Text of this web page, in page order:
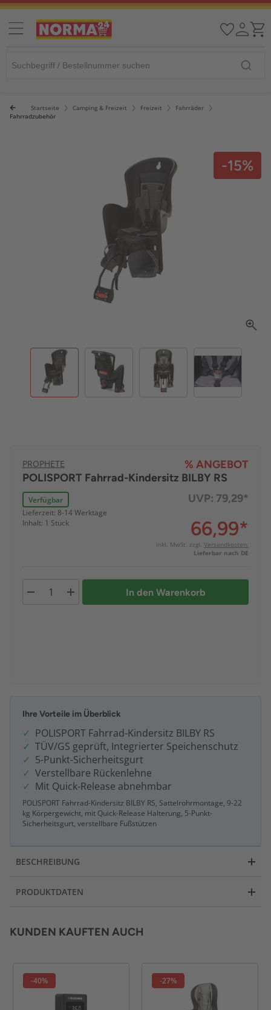
Startseite Camping & Freizeit Freizeit
Fahrräder
Fahrradzubehör
-15%
PROPHETE
% ANGEBOT
POLISPORT Fahrrad-Kindersitz BILBY RS
Verfügbar
Lieferzeit: 8-14 Werktage
Inhalt: 1 Stück
UVP: 79,29*
66,99*
inkl. MwSt. zzgl. Versandkosten:
Lieferbar nach DE
In den Warenkorb
Ihre Vorteile im Überblick
POLISPORT Fahrrad-Kindersitz BILBY RS
TÜV/GS geprüft, Integrierter Speichenschutz
5-Punkt-Sicherheitsgurt
Verstellbare Rückenlehne
Mit Quick-Release abnehmbar
POLISPORT Fahrrad-Kindersitz BILBY RS, Sattelrohrmontage, 9-22
kg Körpergewicht, mit Quick-Release Halterung, 5-Punkt-
Sicherheitsgurt, verstellbare Fußstützen
BESCHREIBUNG
PRODUKTDATEN
KUNDEN KAUFTEN AUCH
-40% -27%